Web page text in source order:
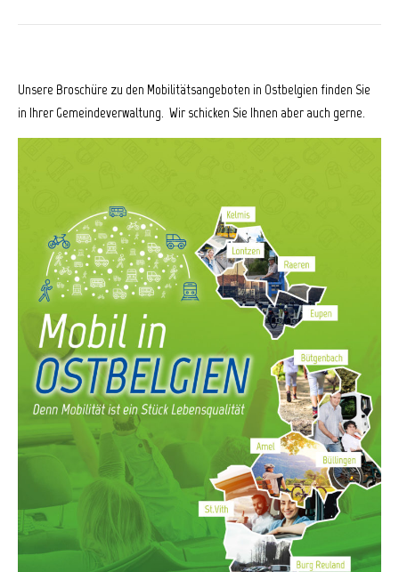
Unsere Broschüre zu den Mobilitätsangeboten in Ostbelgien finden Sie
in Ihrer Gemeindeverwaltung. Wir schicken Sie Ihnen aber auch gerne.